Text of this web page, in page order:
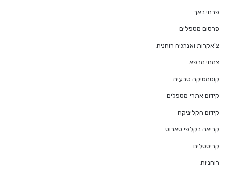
פרחי באך
פרסום מטפלים
צ'אקרות ואנרגיה רוחנית
צמחי מרפא
קוסמטיקה טבעית
קידום אתרי מטפלים
קידום הקליניקה
קריאה בקלפי טארוט
קריסטלים
רוחניות